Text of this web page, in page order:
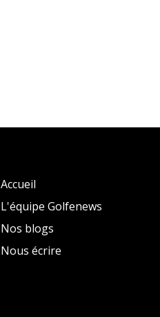
Accueil
L'équipe Golfenews
Nos blogs
Nous écrire